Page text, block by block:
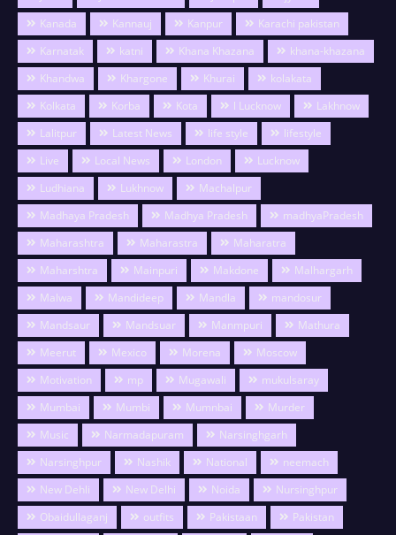
Kanada
Kannauj Kanpur
Karachi pakistan
Karnatak
katni Khana Khazana
khana-khazana
Khandwa
Khargone Khurai
kolakata
Kolkata
Korba Kota l Lucknow
Lakhnow
Lalitpur
Latest News life style
lifestyle
Live
Local News London
Lucknow
Ludhiana
Lukhnow
Machalpur
Madhaya Pradesh
Madhya Pradesh
madhyaPradesh
Maharashtra
Maharastra
Maharatra
Maharshtra
Mainpuri Makdone
Malhargarh
Malwa
Mandideep Mandla
mandosur
Mandsaur
Mandsuar Manmpuri
Mathura
Meerut
Mexico Morena
Moscow
Motivation
mp Mugawali
mukulsaray
Mumbai
Mumbi Mumnbai
Murder
Music
Narmadapuram
Narsinghgarh
Narsinghpur
Nashik National
neemach
New Dehli
New Delhi Noida
Nursinghpur
Obaidullaganj
outfits Pakistaan
Pakistan